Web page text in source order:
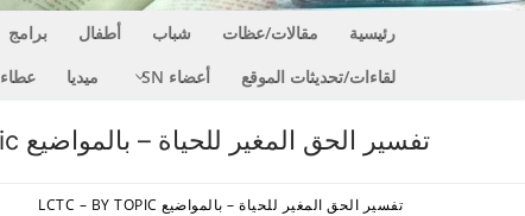
رئيسية مقالات/عظات شباب أطفال برامج
لقاءات/تحديثات الموقع
أعضاء SN ميديا عطاء
تفسير الحق المغير للحياة – بالمواضيع LCTC – By Topic
تفسير الحق المغير للحياة – بالمواضيع LCTC – BY TOPIC